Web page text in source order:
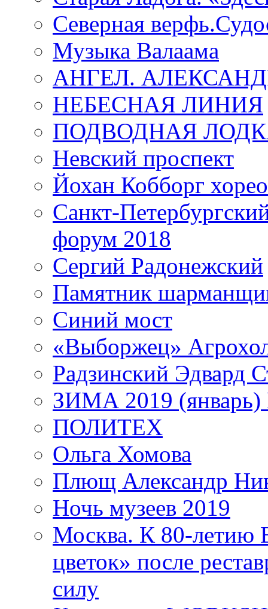
Северная
Музыка Валаама
АНГЕЛ.
НЕБЕСНАЯ ЛИНИЯ
ПОДВОДНАЯ
Невский проспект
Йохан Кобборг
Санкт-
форум 2018
Сергий Радонежский
Памятник
Синий мост
«Выборжец»
Радзинский Эдвард
ЗИМА 2019 (январь)
ПОЛИТЕХ
Ольга Хомова
Плющ Александр
Ночь музеев 2019
Москва. К 80-
цветок» после
силу